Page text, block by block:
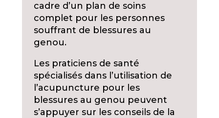
cadre d’un plan de soins
complet pour les personnes
souffrant de blessures au
genou.
Les praticiens de santé
spécialisés dans l’utilisation de
l’acupuncture pour les
blessures au genou peuvent
s’appuyer sur les conseils de la